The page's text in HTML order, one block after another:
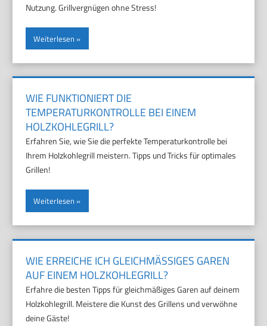
Nutzung. Grillvergnügen ohne Stress!
Weiterlesen
WIE FUNKTIONIERT DIE
TEMPERATURKONTROLLE BEI EINEM
HOLZKOHLEGRILL?
Erfahren Sie, wie Sie die perfekte Temperaturkontrolle bei
Ihrem Holzkohlegrill meistern. Tipps und Tricks für optimales
Grillen!
Weiterlesen
WIE ERREICHE ICH GLEICHMÄSSIGES GAREN A
UF EINEM HOLZKOHLEGRILL?
Erfahre die besten Tipps für gleichmäßiges Garen auf deinem
Holzkohlegrill. Meistere die Kunst des Grillens und verwöhne
deine Gäste!